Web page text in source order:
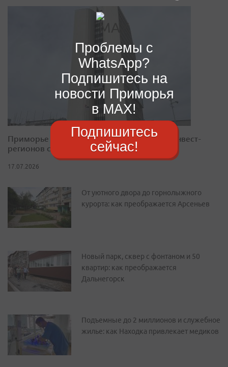
Приморье закрепилось в десятке лучших инвест-
регионов страны
17.07.2026
От уютного двора до горнолыжного
курорта: как преображается Арсеньев
Новый парк, сквер с фонтаном и 50
квартир: как преображается
Дальнегорск
Подъемные до 2 миллионов и служебное
жилье: как Находка привлекает медиков
Проблемы с
WhatsApp?
Подпишитесь на
новости Приморья
в MAX!
Подпишитесь
сейчас!